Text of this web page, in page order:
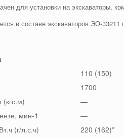
для установки на экскаваторы,
в составе экскаваторов ЭО-33211
110 (150)
1700
—
мин-1
—
(г/л.с.ч)
220 (162)*